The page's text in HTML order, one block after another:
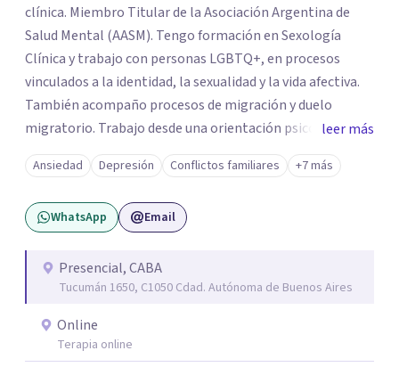
clínica. Miembro Titular de la Asociación Argentina de
Salud Mental (AASM). Tengo formación en Sexología
Clínica y trabajo con personas LGBTQ+, en procesos
vinculados a la identidad, la sexualidad y la vida afectiva.
También acompaño procesos de migración y duelo
migratorio. Trabajo desde una orientación psicoanalítica
acompañando a adolescentes, adultos y parejas en
distintos momentos de la vida. Ofrezco un espacio de
escucha, confianza y respeto, donde cada persona pueda
comprender su malestar, elaborar conflictos y encontrar
emociones y desafíos cotidianos. Trabajo con
problemáticas vinculadas a ansiedad, angustia, estrés,
dificultades vinculares y procesos de cambio personal. Las
consultas pueden realizarse de manera presencial u
leer más
Ansiedad Depresión Conflictos familiares +7 más
WhatsApp Email
Presencial, CABA
Tucumán 1650, C1050 Cdad. Autónoma de Buenos Aires
Online
Terapia online